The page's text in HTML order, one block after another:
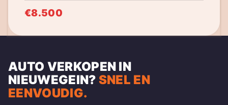
€8.500
AUTO VERKOPEN IN
NIEUWEGEIN? SNEL EN
EENVOUDIG.